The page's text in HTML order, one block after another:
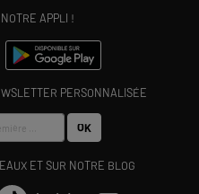
APPLI !
PERSONNALISÉE
OK
ET SUR NOTRE BLOG